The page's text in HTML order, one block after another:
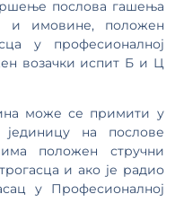
послова гашења
и имовине, положен
у професионалној
возачки испит Б и Ц
може се примити у
јединицу на послове
положен стручни
и ако је радио
у Професионалној